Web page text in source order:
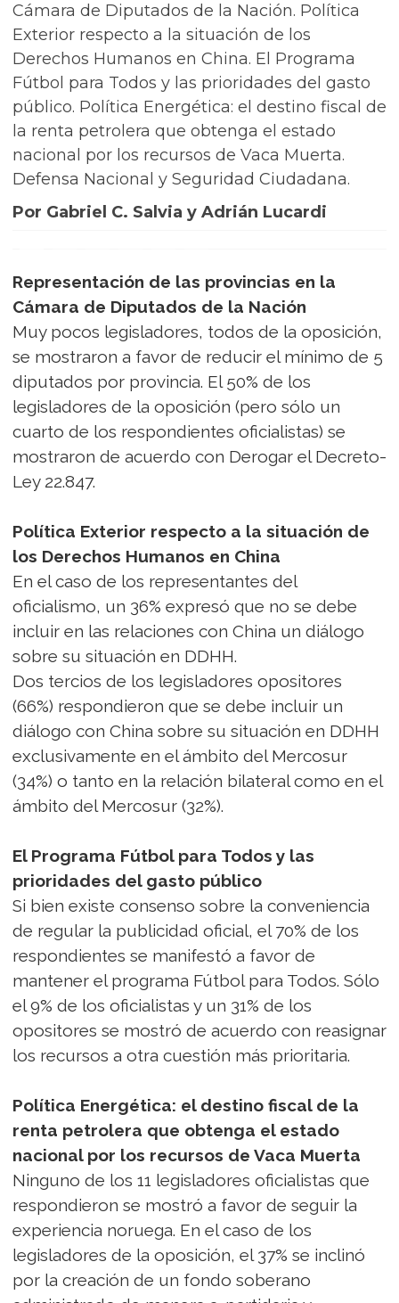
Cámara de Diputados de la Nación. Política
Exterior respecto a la situación de los
Derechos Humanos en China. El Programa
Fútbol para Todos y las prioridades del gasto
público. Política Energética: el destino fiscal de
la renta petrolera que obtenga el estado
nacional por los recursos de Vaca Muerta.
Defensa Nacional y Seguridad Ciudadana.
Por Gabriel C. Salvia y Adrián Lucardi
Representación de las provincias en la
Cámara de Diputados de la Nación
Muy pocos legisladores, todos de la oposición,
se mostraron a favor de reducir el mínimo de 5
diputados por provincia. El 50% de los
legisladores de la oposición (pero sólo un
cuarto de los respondientes oficialistas) se
mostraron de acuerdo con Derogar el Decreto-
Ley 22.847.
Política Exterior respecto a la situación de
los Derechos Humanos en China
En el caso de los representantes del
oficialismo, un 36% expresó que no se debe
incluir en las relaciones con China un diálogo
sobre su situación en DDHH.
Dos tercios de los legisladores opositores
(66%) respondieron que se debe incluir un
diálogo con China sobre su situación en DDHH
exclusivamente en el ámbito del Mercosur
(34%) o tanto en la relación bilateral como en el
ámbito del Mercosur (32%).
El Programa Fútbol para Todos y las
prioridades del gasto público
Si bien existe consenso sobre la conveniencia
de regular la publicidad oficial, el 70% de los
respondientes se manifestó a favor de
mantener el programa Fútbol para Todos. Sólo
el 9% de los oficialistas y un 31% de los
opositores se mostró de acuerdo con reasignar
los recursos a otra cuestión más prioritaria.
Política Energética: el destino fiscal de la
renta petrolera que obtenga el estado
nacional por los recursos de Vaca Muerta
Ninguno de los 11 legisladores oficialistas que
respondieron se mostró a favor de seguir la
experiencia noruega. En el caso de los
legisladores de la oposición, el 37% se inclinó
por la creación de un fondo soberano